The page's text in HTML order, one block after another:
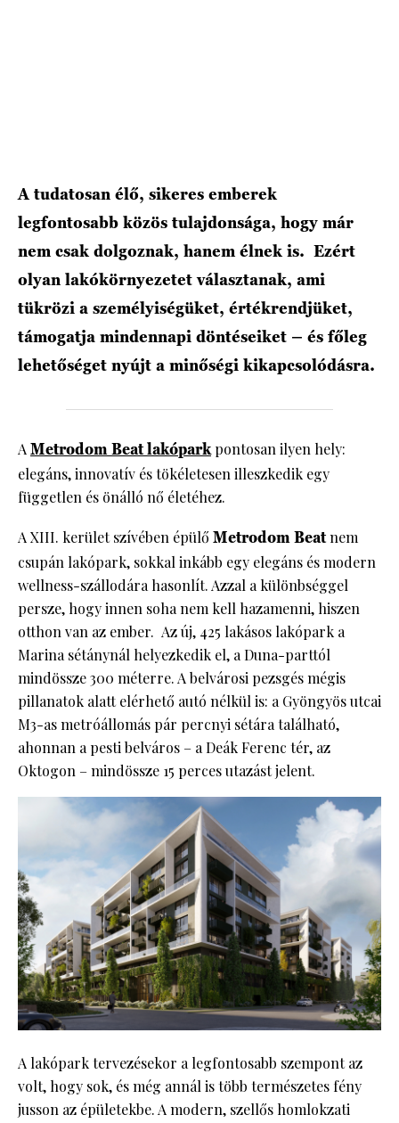
A tudatosan élő, sikeres emberek
legfontosabb közös tulajdonsága, hogy már
nem csak dolgoznak, hanem élnek is. Ezért
olyan lakókörnyezetet választanak, ami
tükrözi a személyiségüket, értékrendjüket,
támogatja mindennapi döntéseiket – és főleg
lehetőséget nyújt a minőségi kikapcsolódásra.
AMetrodom Beat lakóparkpontosan ilyen hely:
elegáns, innovatív és tökéletesen illeszkedik egy
független és önálló nő életéhez.
A XIII. kerület szívében épülő Metrodom Beatnem
csupán lakópark, sokkal inkább egy elegáns és modern
wellness-szállodára hasonlít. Azzal a különbséggel
persze, hogy innen soha nem kell hazamenni, hiszen
otthon van az ember. Az új, 425 lakásos lakópark a
Marina sétánynál helyezkedik el, a Duna-parttól
mindössze 300 méterre. A belvárosi pezsgés mégis
pillanatok alatt elérhető autó nélkül is: a Gyöngyös utcai
M3-as metróállomás pár percnyi sétára található,
ahonnan a pesti belváros – a Deák Ferenc tér, az
Oktogon – mindössze 15 perces utazást jelent.
A lakópark tervezésekor a legfontosabb szempont az
volt, hogy sok, és még annál is több természetes fény
jusson az épületekbe. A modern, szellős homlokzati